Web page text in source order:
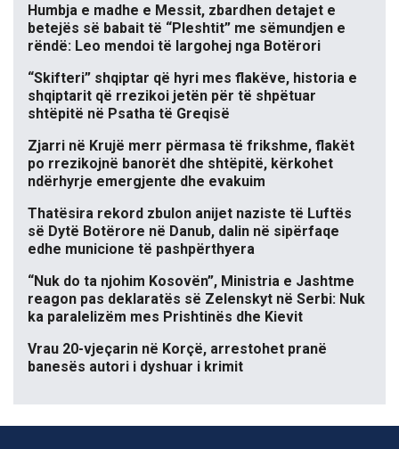
Humbja e madhe e Messit, zbardhen detajet e
betejës së babait të “Pleshtit” me sëmundjen e
rëndë: Leo mendoi të largohej nga Botërori
“Skifteri” shqiptar që hyri mes flakëve, historia e
shqiptarit që rrezikoi jetën për të shpëtuar
shtëpitë në Psatha të Greqisë
Zjarri në Krujë merr përmasa të frikshme, flakët
po rrezikojnë banorët dhe shtëpitë, kërkohet
ndërhyrje emergjente dhe evakuim
Thatësira rekord zbulon anijet naziste të Luftës
së Dytë Botërore në Danub, dalin në sipërfaqe
edhe municione të pashpërthyera
“Nuk do ta njohim Kosovën”, Ministria e Jashtme
reagon pas deklaratës së Zelenskyt në Serbi: Nuk
ka paralelizëm mes Prishtinës dhe Kievit
Vrau 20-vjeçarin në Korçë, arrestohet pranë
banesës autori i dyshuar i krimit